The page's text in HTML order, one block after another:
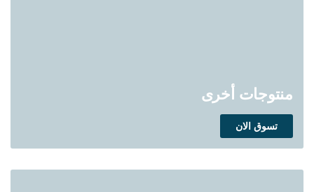
منتوجات أخرى
تسوق الان